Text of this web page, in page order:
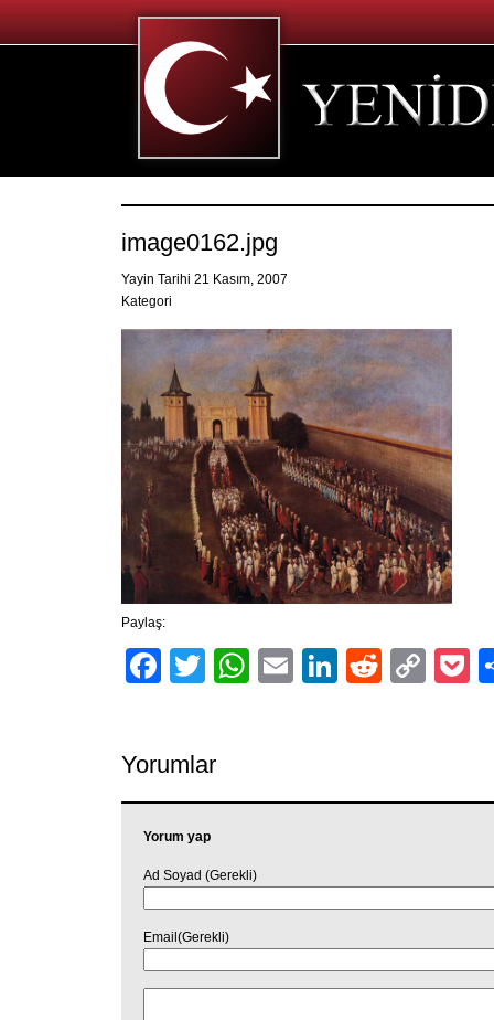
image0162.jpg
Yayin Tarihi 21 Kasım, 2007
Kategori
Paylaş:
Facebook
TwitterWhatsApp
EmailLinkedIn
Reddit
Yorumlar
Yorum yap
Ad Soyad (Gerekli)
Email(Gerekli)